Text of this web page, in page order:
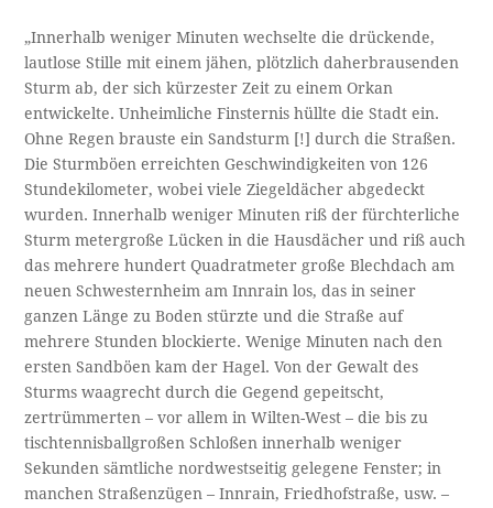
„Innerhalb weniger Minuten wechselte die drückende,
lautlose Stille mit einem jähen, plötzlich daherbrausenden
Sturm ab, der sich kürzester Zeit zu einem Orkan
entwickelte. Unheimliche Finsternis hüllte die Stadt ein.
Ohne Regen brauste ein Sandsturm [!] durch die Straßen.
Die Sturmböen erreichten Geschwindigkeiten von 126
Stundekilometer, wobei viele Ziegeldächer abgedeckt
wurden. Innerhalb weniger Minuten riß der fürchterliche
Sturm metergroße Lücken in die Hausdächer und riß auch
das mehrere hundert Quadratmeter große Blechdach am
neuen Schwesternheim am Innrain los, das in seiner
ganzen Länge zu Boden stürzte und die Straße auf
mehrere Stunden blockierte. Wenige Minuten nach den
ersten Sandböen kam der Hagel. Von der Gewalt des
Sturms waagrecht durch die Gegend gepeitscht,
zertrümmerten – vor allem in Wilten-West – die bis zu
tischtennisballgroßen Schloßen innerhalb weniger
Sekunden sämtliche nordwestseitig gelegene Fenster; in
manchen Straßenzügen – Innrain, Friedhofstraße, usw. –